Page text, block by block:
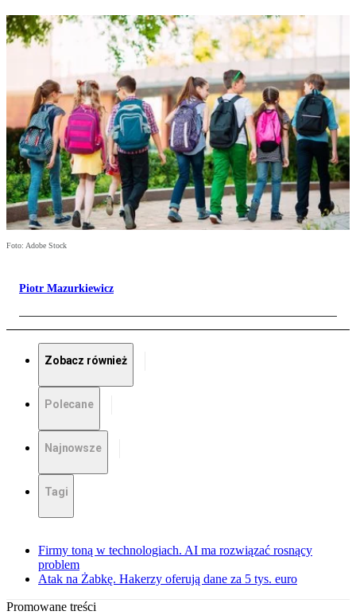
Foto: Adobe Stock
Piotr Mazurkiewicz
Zobacz również
Polecane
Najnowsze
Tagi
Firmy toną w technologiach. AI ma rozwiązać rosnący
problem
Atak na Żabkę. Hakerzy oferują dane za 5 tys. euro
Promowane treści